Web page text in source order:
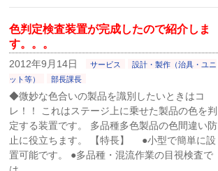
色判定検査装置が完成したので紹介しま
す。。。
2012年9月14日 サービス
設計・製作（治具・ユニ
ット等）
部長課長
◆微妙な色合いの製品を識別したいときはコ
レ！！ これはステージ上に乗せた製品の色を判
定する装置です。 多品種多色製品の色間違い防
止に役立ちます。 【特長】 ●小型で簡単に設
置可能です。 ●多品種・混流作業の目視検査で